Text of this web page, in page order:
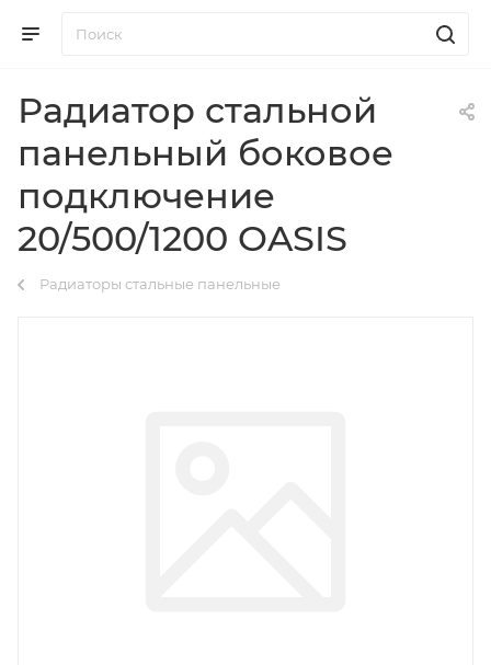
Радиатор стальной
панельный боковое
подключение
20/500/1200 OASIS
Радиаторы стальные панельные